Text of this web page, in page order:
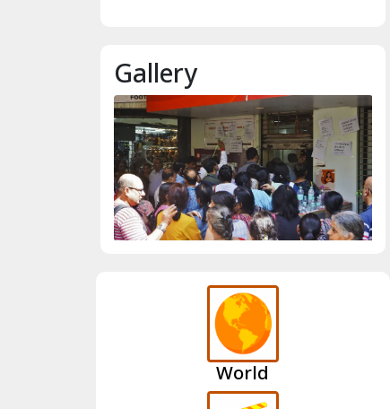
Gallery
World